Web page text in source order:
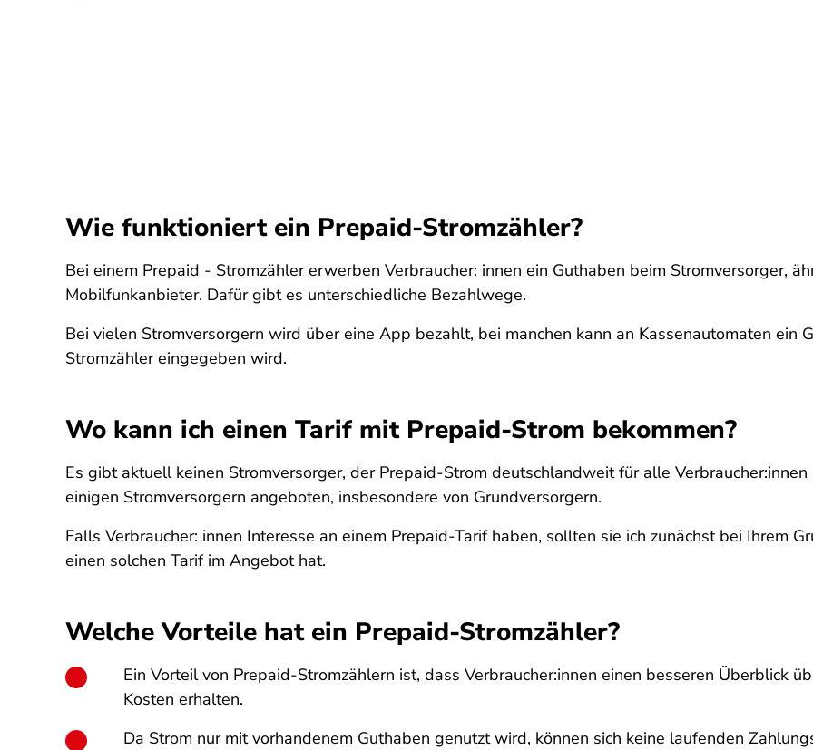
Wie funktioniert ein Prepaid-Stromzähler?
Bei einem Prepaid - Stromzähler erwerben Verbraucher: innen ein Guthaben beim Stromversorger,
Mobilfunkanbieter. Dafür gibt es unterschiedliche Bezahlwege.
Bei vielen Stromversorgern wird über eine App bezahlt, bei manchen kann an Kassenautomaten ein
Stromzähler eingegeben wird.
Wo kann ich einen Tarif mit Prepaid-Strom bekommen?
Es gibt aktuell keinen Stromversorger, der Prepaid-Strom deutschlandweit für alle
einigen Stromversorgern angeboten, insbesondere von Grundversorgern.
Falls Verbraucher: innen Interesse an einem Prepaid-Tarif haben, sollten sie ich zunächst bei Ihrem
einen solchen Tarif im Angebot hat.
Welche Vorteile hat ein Prepaid-Stromzähler?
Ein Vorteil von Prepaid-Stromzählern ist, dass Verbraucher:innen einen besseren Überblick
Kosten erhalten.
Da Strom nur mit vorhandenem Guthaben genutzt wird, können sich keine laufenden